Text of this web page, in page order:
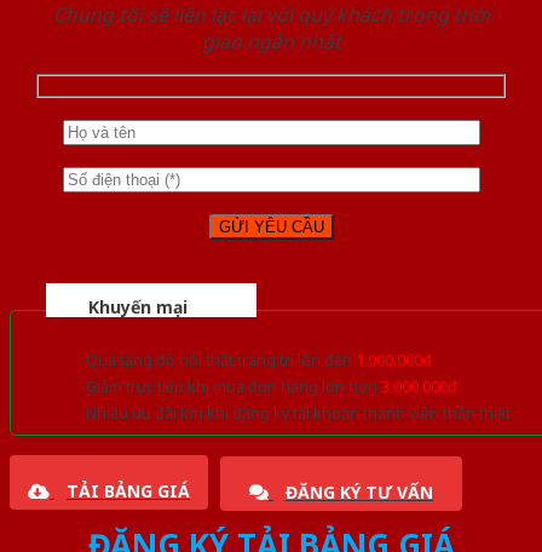
Chúng tôi sẽ liên lạc lại với quý khách trong thời
gian ngắn nhất
Khuyến mại
Quà tặng đồ nội thất trang trí lên đến 1.000.000đ
Giảm trực tiếp khi mua đơn hàng lớn hơn 3.000.000đ
Nhiều ưu đãi lớn khi đăng ký tài khoản thành viên thân thiết
TẢI BẢNG GIÁ ĐĂNG KÝ TƯ VẤN